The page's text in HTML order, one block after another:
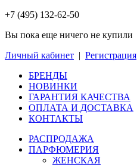
+7 (495) 132-62-50
Вы пока еще ничего не купили
Личный кабинет | Регистрация
БРЕНДЫ
НОВИНКИ
ГАРАНТИЯ КАЧЕСТВА
ОПЛАТА И ДОСТАВКА
КОНТАКТЫ
РАСПРОДАЖА
ПАРФЮМЕРИЯ
ЖЕНСКАЯ